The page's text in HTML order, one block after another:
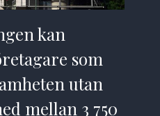
kan
som
utan
mellan 3 750